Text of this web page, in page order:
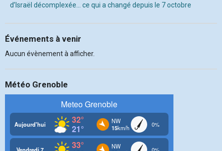
d’Israël décomplexée… ce qui a changé depuis le 7 octobre
Événements à venir
Aucun évènement à afficher.
Météo Grenoble